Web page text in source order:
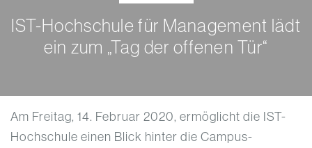
IST-Hochschule für Management lädt
ein zum „Tag der offenen Tür“
Am Freitag, 14. Februar 2020, ermöglicht die IST-
Hochschule einen Blick hinter die Campus-